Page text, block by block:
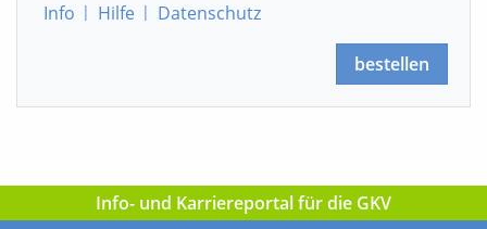
Info | Hilfe | Datenschutz
bestellen
Info- und Karriereportal für die GKV